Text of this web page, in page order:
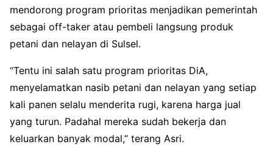
mendorong program prioritas menjadikan pemerintah
sebagai off-taker atau pembeli langsung produk
petani dan nelayan di Sulsel.
“Tentu ini salah satu program prioritas DiA,
menyelamatkan nasib petani dan nelayan yang setiap
kali panen selalu menderita rugi, karena harga jual
yang turun. Padahal mereka sudah bekerja dan
keluarkan banyak modal,” terang Asri.